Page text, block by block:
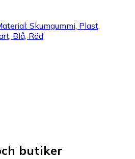
Skumgummi, Plast,
Blå, Röd
butiker